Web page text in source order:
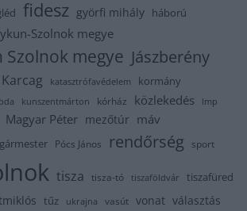
fidesz györfi mihály háború
Szolnok megye
Szolnok megye Jászberény
Karcag katasztrófavédelem kormány
kunszentmárton kórház közlekedés lmp
Magyar Péter mezőtúr máv
Pócs János rendőrség sport
tisza tisza-tó tiszaföldvár tiszafüred
tűz ukrajna vasút vonat választás